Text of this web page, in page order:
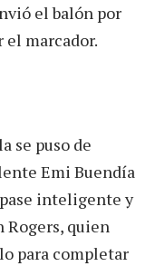
el balón por
el marcador.
se puso de
Emi Buendía
inteligente y
Rogers, quien
para completar